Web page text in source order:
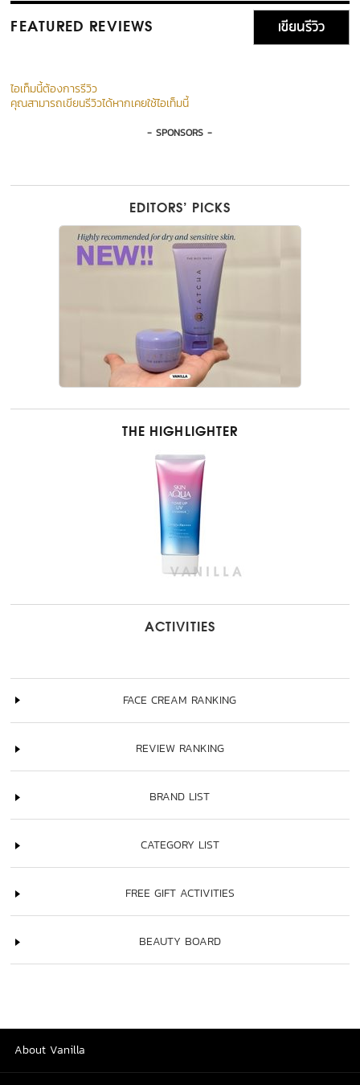
FEATURED REVIEWS เขียนรีวิว
ไอเท็มนี้ต้องการรีวิว
คุณสามารถเขียนรีวิวได้หากเคยใช้ไอเท็มนี้
- SPONSORS -
EDITORS’ PICKS
THE HIGHLIGHTER
ACTIVITIES
FACE CREAM RANKING
REVIEW RANKING
BRAND LIST
CATEGORY LIST
FREE GIFT ACTIVITIES
BEAUTY BOARD
About Vanilla